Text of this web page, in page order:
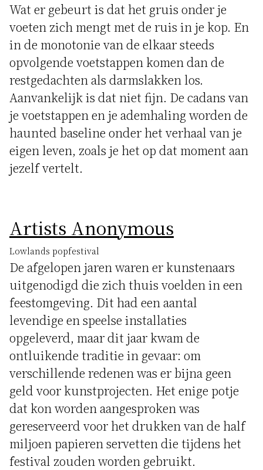
Wat er gebeurt is dat het gruis onder je
voeten zich mengt met de ruis in je kop. En
in de monotonie van de elkaar steeds
opvolgende voetstappen komen dan de
restgedachten als darmslakken los.
Aanvankelijk is dat niet fijn. De cadans van
je voetstappen en je ademhaling worden de
haunted baseline onder het verhaal van je
eigen leven, zoals je het op dat moment aan
jezelf vertelt.
Artists Anonymous
Lowlands popfestival
De afgelopen jaren waren er kunstenaars
uitgenodigd die zich thuis voelden in een
feestomgeving. Dit had een aantal
levendige en speelse installaties
opgeleverd, maar dit jaar kwam de
ontluikende traditie in gevaar: om
verschillende redenen was er bijna geen
geld voor kunstprojecten. Het enige potje
dat kon worden aangesproken was
gereserveerd voor het drukken van de half
miljoen papieren servetten die tijdens het
festival zouden worden gebruikt.